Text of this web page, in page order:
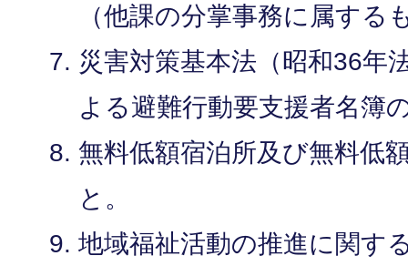
（他課の分掌事務に属する
災害対策基本法（昭和36年
よる避難行動要支援者名簿
無料低額宿泊所及び無料低
と。
地域福祉活動の推進に関す